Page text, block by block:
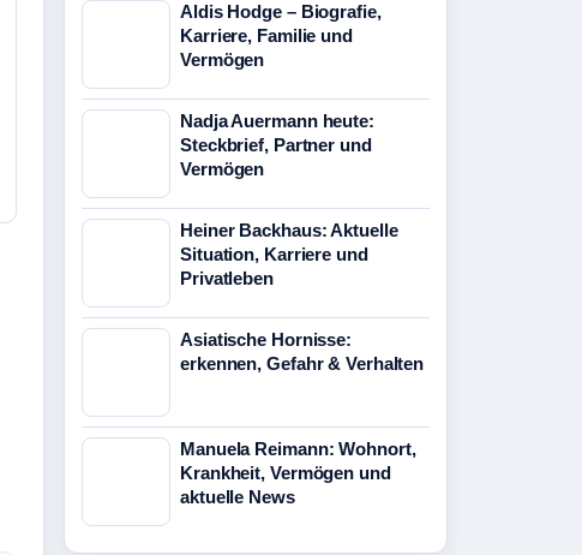
Aldis Hodge – Biografie,
Karriere, Familie und
Vermögen
Nadja Auermann heute:
Steckbrief, Partner und
Vermögen
Heiner Backhaus: Aktuelle
Situation, Karriere und
Privatleben
Asiatische Hornisse:
erkennen, Gefahr & Verhalten
Manuela Reimann: Wohnort,
Krankheit, Vermögen und
aktuelle News